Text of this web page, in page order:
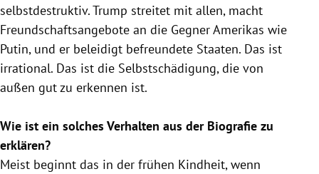
selbstdestruktiv.Trump streitet mit allen, macht
Freundschaftsangebote an die GegnerAmerikas wie
Putin, und er beleidigt befreundete Staaten. Das ist
irrational. Das ist die Selbstschädigung, die von
außen gut zu erkennen ist.
Wie ist ein solches Verhalten aus der Biografie zu
erklären?
Meist beginnt das in der frühen Kindheit, wenn